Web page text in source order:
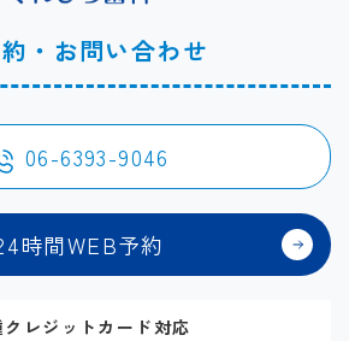
・お問い合わせ
06-6393-9046
時間WEB予約
クレジットカード対応